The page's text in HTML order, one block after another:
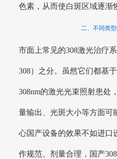
色素，从而使白斑区域逐渐
二、不同类
市面上常见的308激光治疗
308）之分。虽然它们都基
308nm的激光光束照射患处
量输出、光斑大小等方面可
心国产设备的效果不如进口
作规范、剂量合理，国产